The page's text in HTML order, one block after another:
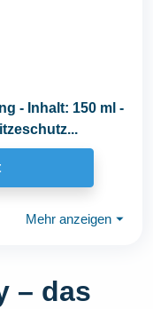
- Inhalt: 150 ml -
Mehr anzeigen ⏷
– das